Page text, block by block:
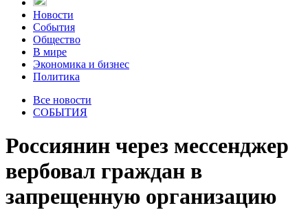
Новости
События
Общество
В мире
Экономика и бизнес
Политика
Все новости
СОБЫТИЯ
Россиянин через мессенджер
вербовал граждан в
запрещенную организацию